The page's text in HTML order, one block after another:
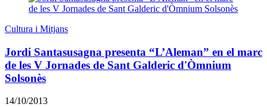
Cultura i Mitjans
Jordi Santasusagna presenta “L’Aleman” en el marc
de les V Jornades de Sant Galderic d'Òmnium
Solsonès
14/10/2013